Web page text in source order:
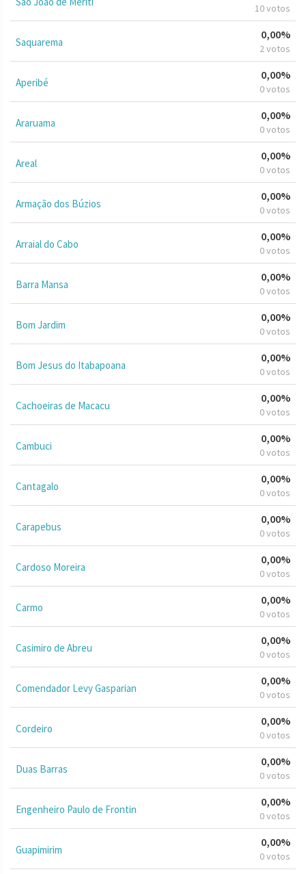
10 votos
Saquarema
0,00%
2 votos
Aperibé
0,00%
0 votos
Araruama
0,00%
0 votos
Areal
0,00%
0 votos
Armação dos Búzios
0,00%
0 votos
Arraial do Cabo
0,00%
0 votos
Barra Mansa
0,00%
0 votos
Bom Jardim
0,00%
0 votos
Bom Jesus do Itabapoana
0,00%
0 votos
Cachoeiras de Macacu
0,00%
0 votos
Cambuci
0,00%
0 votos
Cantagalo
0,00%
0 votos
Carapebus
0,00%
0 votos
Cardoso Moreira
0,00%
0 votos
Carmo
0,00%
0 votos
Casimiro de Abreu
0,00%
0 votos
Comendador Levy Gasparian
0,00%
0 votos
Cordeiro
0,00%
0 votos
Duas Barras
0,00%
0 votos
Engenheiro Paulo de Frontin
0,00%
0 votos
Guapimirim
0,00%
0 votos